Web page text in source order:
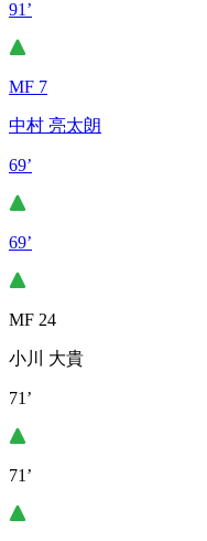
91’
MF 7
中村 亮太朗
69’
69’
MF 24
小川 大貴
71’
71’